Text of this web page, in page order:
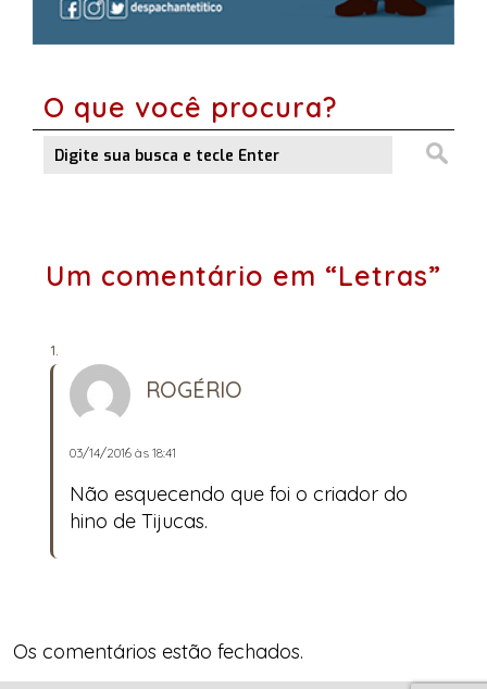
O que você procura?
Um comentário em “Letras”
ROGÉRIO
03/14/2016 às 18:41
Não esquecendo que foi o criador do
hino de Tijucas.
Os comentários estão fechados.